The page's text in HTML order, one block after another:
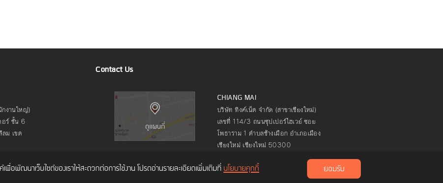
Contact Us
งานใหญ่)
อร์ ชั้น 6
ม เขต
CHIANG MAI
บริษัท ทิงค์เน็ต จำกัด (สาขาเชียงใหม่)
เลขที่ 114/3 ถนนซุปเปอร์ไฮเวย์ ซอย
โพธาราม 1 ตำบลช้างเผือก อำเภอเมือง
เชียงใหม่ เชียงใหม่ 50300
พื่อพัฒนาเว็บไซต์ของเราให้สะดวกต่อการใช้งาน โปรดอ่านรายละเอียดเพิ่มเติมที่ นโยบายคุกกี้ ยอมรับ